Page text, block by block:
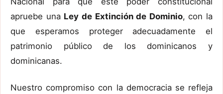
apruebe una Ley de Extinción de Dominio, con la
que esperamos proteger adecuadamente el
patrimonio público de los dominicanos y
dominicanas.
Nuestro compromiso con la democracia se refleja